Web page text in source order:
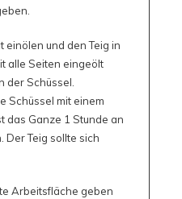
einölen und den Teig in
alle Seiten eingeölt
der Schüssel.
Schüssel mit einem
das Ganze 1 Stunde an
Der Teig sollte sich
Arbeitsfläche geben